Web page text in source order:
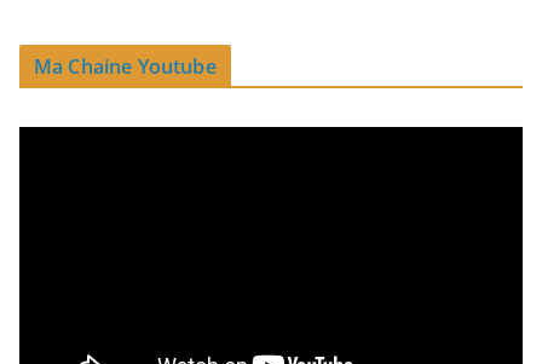
Ma Chaine Youtube